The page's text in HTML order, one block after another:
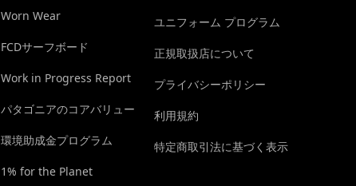
Worn Wear
FCDサーフボード
Work in Progress Report
パタゴニアのコアバリュー
環境助成金プログラム
1% for the Planet
ユニフォーム プログラム
正規取扱店について
プライバシーポリシー
利用規約
特定商取引法に基づく表示